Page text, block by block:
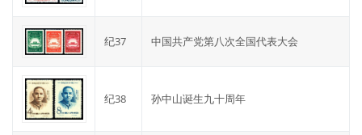
纪37 中国共产党第八次全国代表大会
纪38 孙中山诞生九十周年